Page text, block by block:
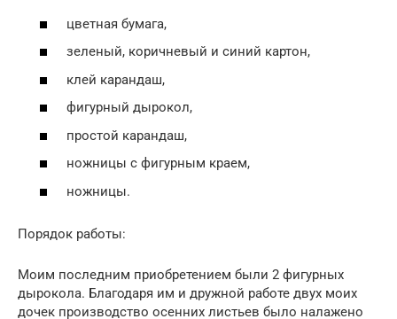
цветная бумага,
зеленый, коричневый и синий картон,
клей карандаш,
фигурный дырокол,
простой карандаш,
ножницы с фигурным краем,
ножницы.
Порядок работы:
Моим последним приобретением были 2 фигурных
дырокола. Благодаря им и дружной работе двух моих
дочек производство осенних листьев было налажено